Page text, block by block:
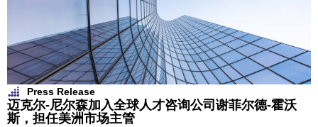
Press Release
迈克尔-尼尔森加入全球人才咨询公司谢菲尔德-霍沃
斯，担任美洲市场主管